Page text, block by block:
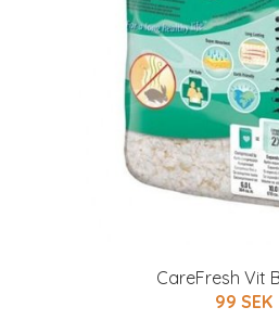
CareFresh Vit
99 SEK